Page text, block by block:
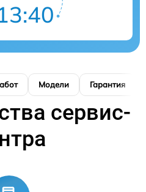
Модели Гарантия
сервис-